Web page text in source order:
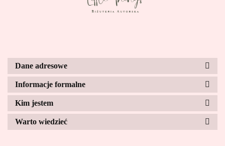
Dane adresowe
Informacje formalne
Kim jestem
Warto wiedzieć